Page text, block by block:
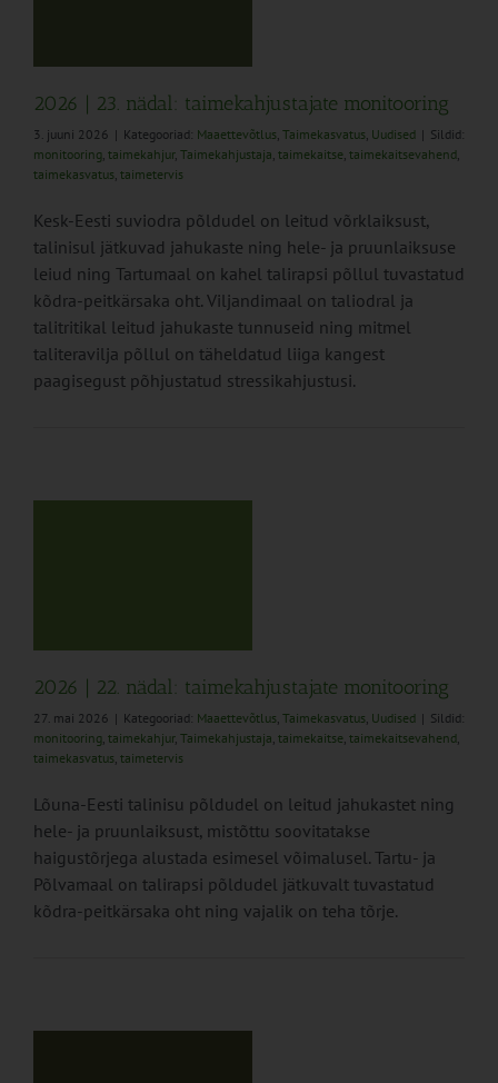
2026 | 23. nädal: taimekahjustajate monitooring
3. juuni 2026 | Kategooriad: Maaettevõtlus, Taimekasvatus, Uudised | Sildid:
monitooring, taimekahjur, Taimekahjustaja, taimekaitse, taimekaitsevahend,
taimekasvatus, taimetervis
Kesk-Eesti suviodra põldudel on leitud võrklaiksust,
talinisul jätkuvad jahukaste ning hele- ja pruunlaiksuse
leiud ning Tartumaal on kahel talirapsi põllul tuvastatud
kõdra-peitkärsaka oht. Viljandimaal on taliodral ja
talitritikal leitud jahukaste tunnuseid ning mitmel
taliteravilja põllul on täheldatud liiga kangest
paagisegust põhjustatud stressikahjustusi.
2026 | 22. nädal: taimekahjustajate monitooring
27. mai 2026 | Kategooriad: Maaettevõtlus, Taimekasvatus, Uudised | Sildid:
monitooring, taimekahjur, Taimekahjustaja, taimekaitse, taimekaitsevahend,
taimekasvatus, taimetervis
Lõuna-Eesti talinisu põldudel on leitud jahukastet ning
hele- ja pruunlaiksust, mistõttu soovitatakse
haigustõrjega alustada esimesel võimalusel. Tartu- ja
Põlvamaal on talirapsi põldudel jätkuvalt tuvastatud
kõdra-peitkärsaka oht ning vajalik on teha tõrje.